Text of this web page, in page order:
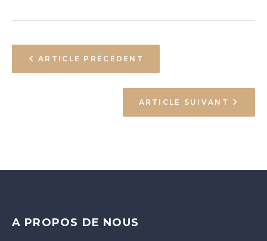
ARTICLE PRÉCÉDENT
ARTICLE SUIVANT
A PROPOS DE NOUS